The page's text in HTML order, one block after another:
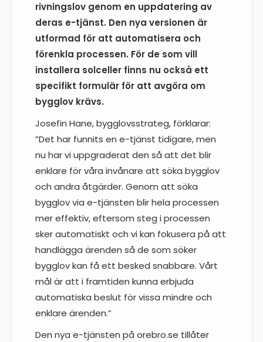
rivningslov genom en uppdatering av
deras e-tjänst. Den nya versionen är
utformad för att automatisera och
förenkla processen. För de som vill
installera solceller finns nu också ett
specifikt formulär för att avgöra om
bygglov krävs.
Josefin Hane, bygglovsstrateg, förklarar:
”Det har funnits en e-tjänst tidigare, men
nu har vi uppgraderat den så att det blir
enklare för våra invånare att söka bygglov
och andra åtgärder. Genom att söka
bygglov via e-tjänsten blir hela processen
mer effektiv, eftersom steg i processen
sker automatiskt och vi kan fokusera på att
handlägga ärenden så de som söker
bygglov kan få ett besked snabbare. Vårt
mål är att i framtiden kunna erbjuda
automatiska beslut för vissa mindre och
enklare ärenden.”
Den nya e-tjänsten på orebro.se tillåter